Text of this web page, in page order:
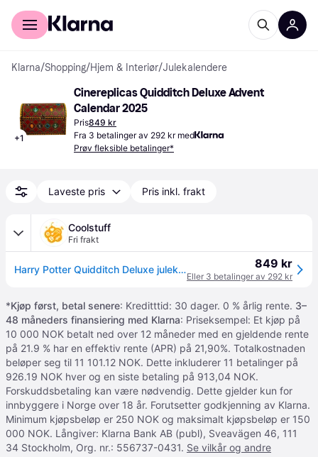
For kunder
Klarna/Shopping/Hjem & Interiør/Julekalendere
+1
Cinereplicas Quidditch Deluxe Advent
Calendar 2025
Pris849 kr
Fra 3 betalinger av 292 kr med
Prøv fleksible betalinger*
Laveste pris Pris inkl. frakt
Coolstuff
Fri frakt
Harry Potter Quidditch Deluxe julekalender 849 kr
Eller 3 betalinger av 292 kr
*Kjøp først, betal senere: Kreditttid: 30 dager. 0 % årlig rente. 3–
48 måneders finansiering med Klarna: Priseksempel: Et kjøp på
10 000 NOK betalt ned over 12 måneder med en gjeldende rente
på 21.9 % har en effektiv rente (APR) på 21,90%. Totalkostnaden
beløper seg til 11 101.12 NOK. Dette inkluderer 11 betalinger på
926.19 NOK hver og en siste betaling på 913,04 NOK.
Forskuddsbetaling kan være nødvendig. Dette gjelder kun for
innbyggere i Norge over 18 år. Forutsetter godkjenning av Klarna.
Minimum kjøpsbeløp er 250 NOK og maksimalt kjøpsbeløp er 150
000 NOK. Långiver: Klarna Bank AB (publ), Sveavägen 46, 111
34 Stockholm, Org. nr.: 556737-0431. Se vilkår og andre